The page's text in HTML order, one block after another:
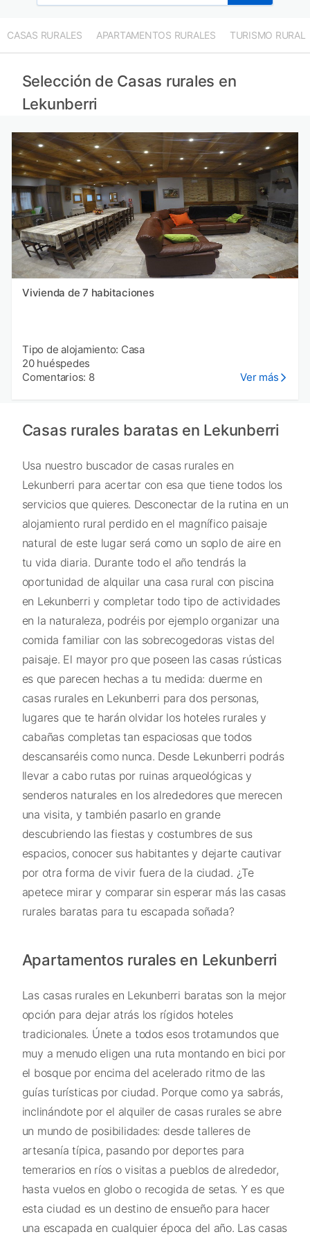
CASAS RURALES APARTAMENTOS RURALES TURISMO RURAL
Selección de Casas rurales en
Lekunberri
Vivienda de 7 habitaciones
Tipo de alojamiento: Casa
20 huéspedes
Comentarios: 8
Ver más
Casas rurales baratas en Lekunberri
Usa nuestro buscador de casas rurales en
Lekunberri para acertar con esa que tiene todos los
servicios que quieres. Desconectar de la rutina en un
alojamiento rural perdido en el magnífico paisaje
natural de este lugar será como un soplo de aire en
tu vida diaria. Durante todo el año tendrás la
oportunidad de alquilar una casa rural con piscina
en Lekunberri y completar todo tipo de actividades
en la naturaleza, podréis por ejemplo organizar una
comida familiar con las sobrecogedoras vistas del
paisaje. El mayor pro que poseen las casas rústicas
es que parecen hechas a tu medida: duerme en
casas rurales en Lekunberri para dos personas,
lugares que te harán olvidar los hoteles rurales y
cabañas completas tan espaciosas que todos
descansaréis como nunca. Desde Lekunberri podrás
llevar a cabo rutas por ruinas arqueológicas y
senderos naturales en los alrededores que merecen
una visita, y también pasarlo en grande
descubriendo las fiestas y costumbres de sus
espacios, conocer sus habitantes y dejarte cautivar
por otra forma de vivir fuera de la ciudad. ¿Te
apetece mirar y comparar sin esperar más las casas
rurales baratas para tu escapada soñada?
Apartamentos rurales en Lekunberri
Las casas rurales en Lekunberri baratas son la mejor
opción para dejar atrás los rígidos hoteles
tradicionales. Únete a todos esos trotamundos que
muy a menudo eligen una ruta montando en bici por
el bosque por encima del acelerado ritmo de las
guías turísticas por ciudad. Porque como ya sabrás,
inclinándote por el alquiler de casas rurales se abre
un mundo de posibilidades: desde talleres de
artesanía típica, pasando por deportes para
temerarios en ríos o visitas a pueblos de alrededor,
hasta vuelos en globo o recogida de setas. Y es que
esta ciudad es un destino de ensueño para hacer
una escapada en cualquier época del año. Las casas